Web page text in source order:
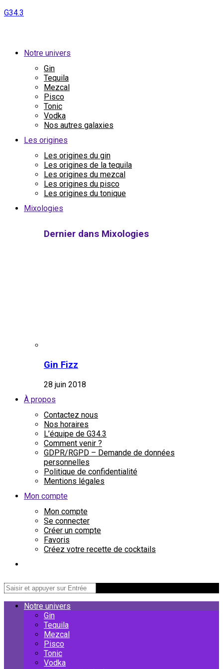
G34.3
Notre univers
Gin
Tequila
Mezcal
Pisco
Tonic
Vodka
Nos autres galaxies
Les origines
Les origines du gin
Les origines de la tequila
Les origines du mezcal
Les origines du pisco
Les origines du tonique
Mixologies
Dernier dans Mixologies
Gin Fizz
28 juin 2018
À propos
Contactez nous
Nos horaires
L’équipe de G34.3
Comment venir ?
GDPR/RGPD – Demande de données
personnelles
Politique de confidentialité
Mentions légales
Mon compte
Mon compte
Se connecter
Créer un compte
Favoris
Créez votre recette de cocktails
Notre univers
Gin
Tequila
Mezcal
Pisco
Tonic
Vodka